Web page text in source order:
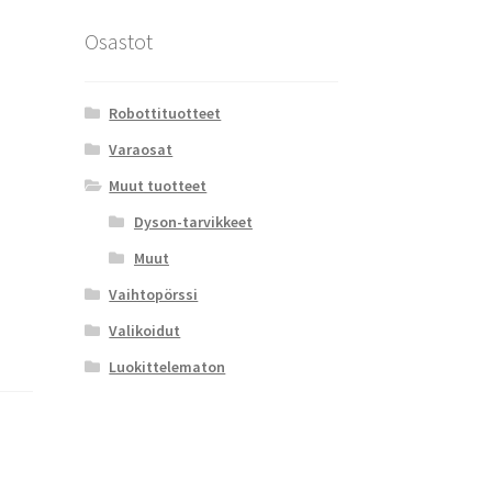
Osastot
Robottituotteet
Varaosat
Muut tuotteet
Dyson-tarvikkeet
Muut
Vaihtopörssi
Valikoidut
Luokittelematon